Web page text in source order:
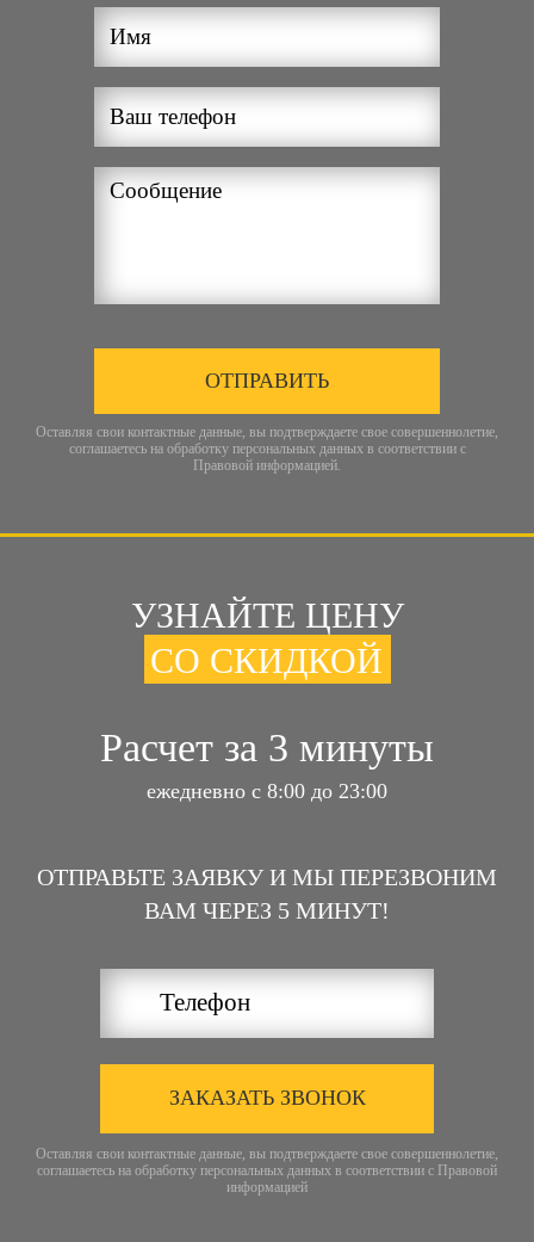
ОТПРАВИТЬ
Оставляя свои контактные данные, вы подтверждаете свое совершеннолетие,
соглашаетесь на обработку персональных данных в соответствии с
Правовой информацией.
УЗНАЙТЕ ЦЕНУ
СО СКИДКОЙ
Расчет за 3 минуты
ежедневно с 8:00 до 23:00
ОТПРАВЬТЕ ЗАЯВКУ И МЫ ПЕРЕЗВОНИМ
ВАМ ЧЕРЕЗ 5 МИНУТ!
ЗАКАЗАТЬ ЗВОНОК
Оставляя свои контактные данные, вы подтверждаете свое совершеннолетие,
соглашаетесь на обработку персональных данных в соответствии с Правовой
информацией